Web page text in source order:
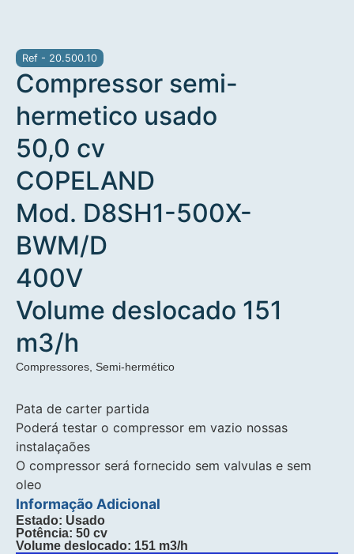
Ref - 20.500.10
Compressor semi-
hermetico usado
50,0 cv
COPELAND
Mod. D8SH1-500X-
BWM/D
400V
Volume deslocado 151
m3/h
Compressores, Semi-hermético
Pata de carter partida
Poderá testar o compressor em vazio nossas
instalaçaões
O compressor será fornecido sem valvulas e sem
oleo
Informação Adicional
Estado: Usado
Potência: 50 cv
Volume deslocado: 151 m3/h